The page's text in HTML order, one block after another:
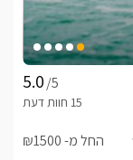
/5
החל מ- ₪1500